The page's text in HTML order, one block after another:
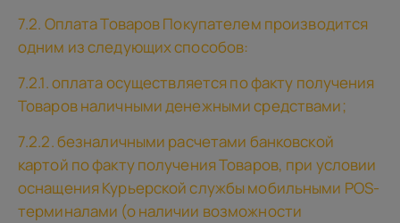
7.2. Оплата Товаров Покупателем производится
одним из следующих способов:
7.2.1. оплата осуществляется по факту получения
Товаров наличными денежными средствами;
7.2.2. безналичными расчетами банковской
картой по факту получения Товаров, при условии
оснащения Курьерской службы мобильными POS-
терминалами (о наличии возможности